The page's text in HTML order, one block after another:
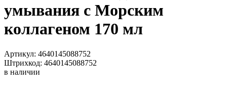
умывания с Морским
коллагеном 170 мл
Артикул: 4640145088752
Штрихкод: 4640145088752
в наличии